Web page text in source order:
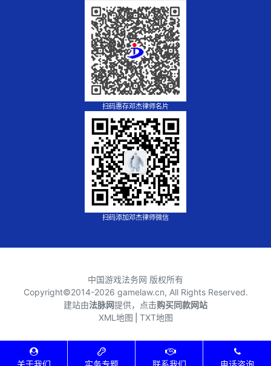
扫码惠存邓杰律师名片
扫码添加邓杰律师微信
中国游戏法务网 版权所有
Copyright©2014-2026 gamelaw.cn, All Rights Reserved.
建站由法脉网提供，点击购买同款网站
XML地图 TXT地图
关于我们 实务专题 联系我们 电话咨询